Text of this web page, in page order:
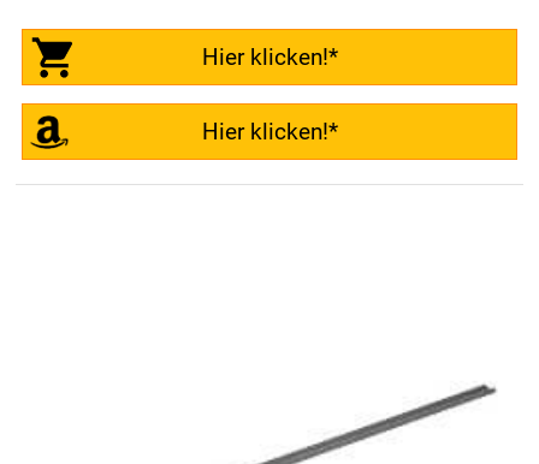
Hier klicken!*
Hier klicken!*